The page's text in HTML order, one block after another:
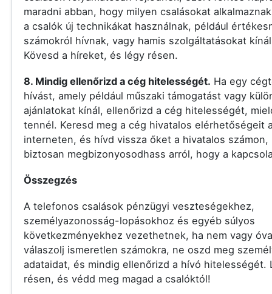
maradni abban, hogy milyen csalásokat
a csalók új technikákat használnak, például
számokról hívnak, vagy hamis szolgáltatásokat
Kövesd a híreket, és légy résen.
8. Mindig ellenőrizd a cég hitelességét. Ha egy
hívást, amely például műszaki támogatást vagy
ajánlatokat kínál, ellenőrizd a cég hitelességét,
tennél. Keresd meg a cég hivatalos elérhetőségeit
interneten, és hívd vissza őket a hivatalos számon,
biztosan megbizonyosodhass arról, hogy a
Összegzés
A telefonos csalások pénzügyi veszteségekhez,
személyazonosság-lopásokhoz és egyéb súlyos
következményekhez vezethetnek, ha nem vagy
válaszolj ismeretlen számokra, ne oszd meg
adataidat, és mindig ellenőrizd a hívó hitelességét.
résen, és védd meg magad a csalóktól!